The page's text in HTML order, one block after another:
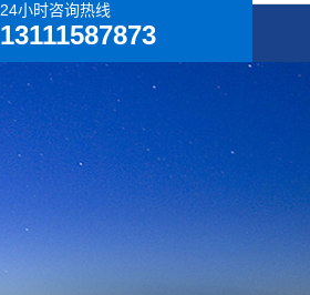
24小时咨询热线
13111587873